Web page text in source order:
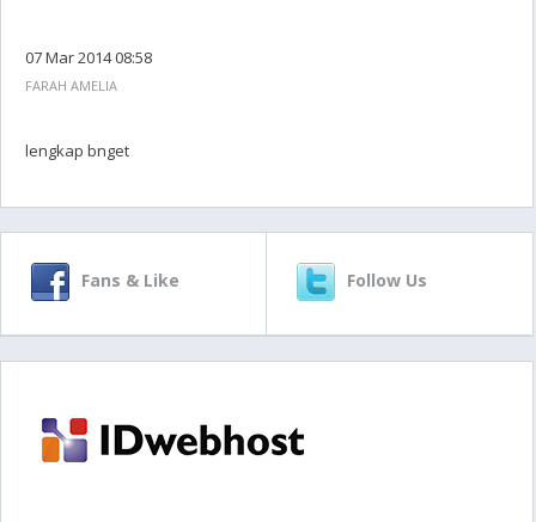
07 Mar 2014 08:58
FARAH AMELIA
lengkap bnget
Fans & Like Follow Us